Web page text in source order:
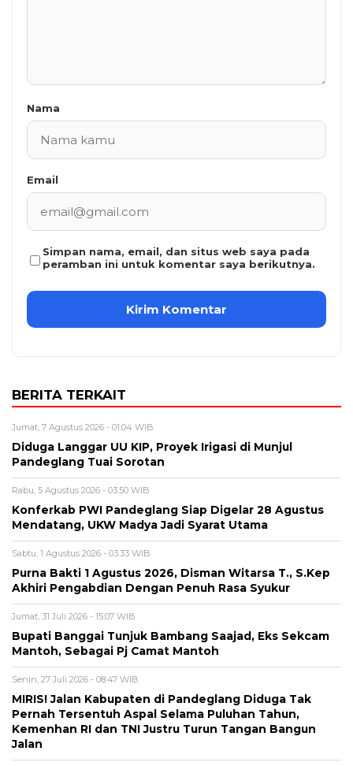
Nama
Email
Simpan nama, email, dan situs web saya pada
peramban ini untuk komentar saya berikutnya.
BERITA TERKAIT
Jumat, 7 Agustus 2026 - 01:04 WIB
Diduga Langgar UU KIP, Proyek Irigasi di Munjul
Pandeglang Tuai Sorotan
Rabu, 5 Agustus 2026 - 03:50 WIB
Konferkab PWI Pandeglang Siap Digelar 28 Agustus
Mendatang, UKW Madya Jadi Syarat Utama
Sabtu, 1 Agustus 2026 - 03:33 WIB
Purna Bakti 1 Agustus 2026, Disman Witarsa T., S.Kep
Akhiri Pengabdian Dengan Penuh Rasa Syukur
Jumat, 31 Juli 2026 - 15:07 WIB
Bupati Banggai Tunjuk Bambang Saajad, Eks Sekcam
Mantoh, Sebagai Pj Camat Mantoh
Senin, 27 Juli 2026 - 08:47 WIB
MIRIS! Jalan Kabupaten di Pandeglang Diduga Tak
Pernah Tersentuh Aspal Selama Puluhan Tahun,
Kemenhan RI dan TNI Justru Turun Tangan Bangun
Jalan